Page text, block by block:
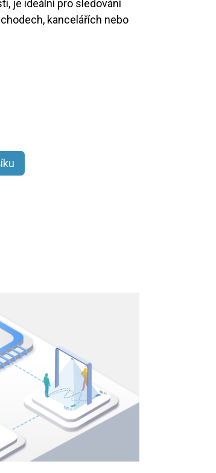
je ideální pro sledování
kancelářích nebo